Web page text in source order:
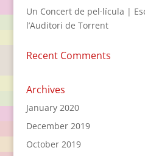
Un Concert de pel·lícula |
l’Auditori de Torrent
Recent Comments
Archives
January 2020
December 2019
October 2019